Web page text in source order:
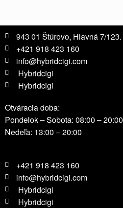
943 01 Štúrovo, Hlavná 7/123.
+421 918 423 160
info@hybridcigi.com
Hybridcigi
Hybridcigi
Otváracia doba:
Pondelok – Sobota: 08:00 – 20:00
Nedeľa: 13:00 – 20:00
+421 918 423 160
info@hybridcigi.com
Hybridcigi
Hybridcigi